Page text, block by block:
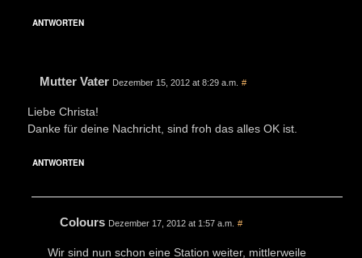
ANTWORTEN
Mutter Vater Dezember 15, 2012 at 8:29 a.m. #
Liebe Christa!
Danke für deine Nachricht, sind froh das alles OK ist.
ANTWORTEN
Colours Dezember 17, 2012 at 1:57 a.m. #
Wir sind nun schon eine Station weiter, mittlerweile